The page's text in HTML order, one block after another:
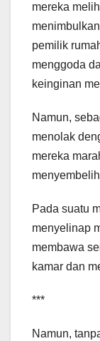
mereka
pemilik
menggoda
keinginan
Namun,
menolak
mereka
Pada suatu
menyelinap
membawa
kamar dan
***
Namun,